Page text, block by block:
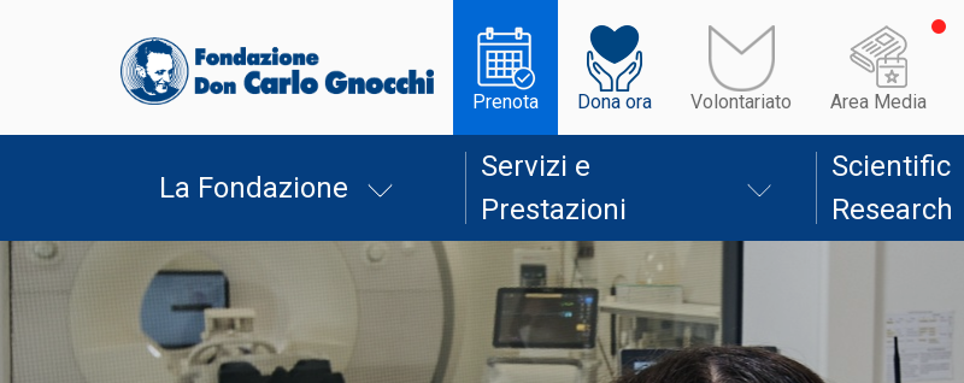
Prenota Dona ora Volontariato Area Media
La Fondazione
Servizi e
Prestazioni
Scientific
Research